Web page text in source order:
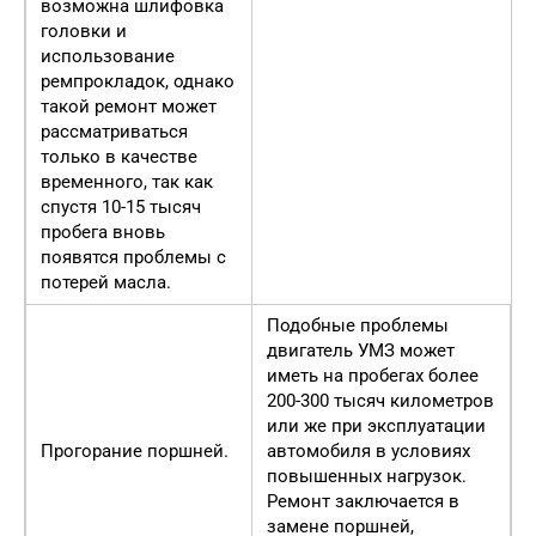
возможна шлифовка
головки и
использование
ремпрокладок, однако
такой ремонт может
рассматриваться
только в качестве
временного, так как
спустя 10-15 тысяч
пробега вновь
появятся проблемы с
потерей масла.
Прогорание поршней.
Подобные проблемы
двигатель УМЗ может
иметь на пробегах более
200-300 тысяч километров
или же при эксплуатации
автомобиля в условиях
повышенных нагрузок.
Ремонт заключается в
замене поршней,